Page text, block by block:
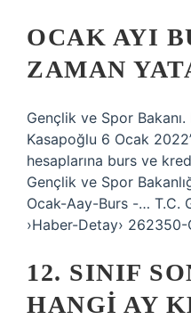
OCAK AYI
ZAMAN
Gençlik ve Spor
Kasapoğlu 6 Ocak
hesaplarına burs ve
Gençlik ve Spor
Ocak-Aay-Burs -… T.C.
›Haber-Detay›
12. SINIF
HANGI AY